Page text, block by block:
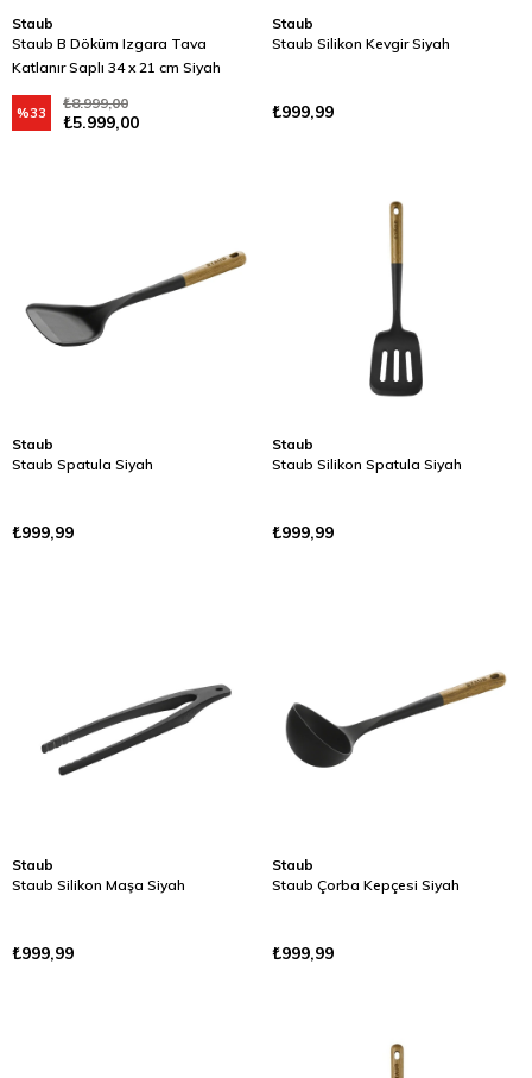
Staub
Staub B Döküm Izgara Tava
Katlanır Saplı 34 x 21 cm Siyah
₺5.999,00
₺8.999,00
%33
Staub
Staub Silikon Kevgir Siyah
₺999,99
Staub
Staub Spatula Siyah
₺999,99
Staub
Staub Silikon Spatula Siyah
₺999,99
Staub
Staub Silikon Maşa Siyah
₺999,99
Staub
Staub Çorba Kepçesi Siyah
₺999,99